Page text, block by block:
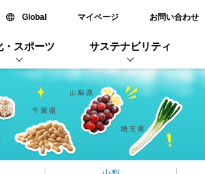
Global新しいウィンドウで開く
マイページ お問い合わせ
・スポーツ サステナビリティ